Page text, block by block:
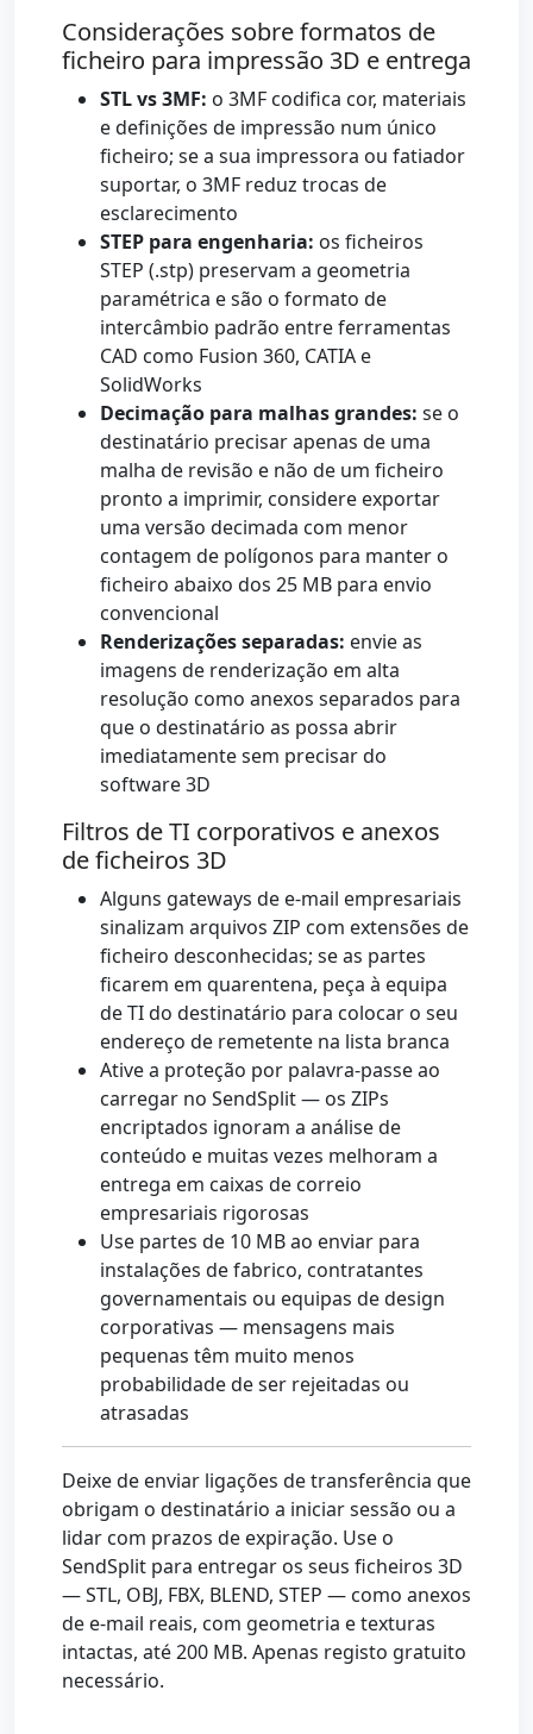
Considerações sobre formatos de
ficheiro para impressão 3D e entrega
STL vs 3MF: o 3MF codifica cor, materiais
e definições de impressão num único
ficheiro; se a sua impressora ou fatiador
suportar, o 3MF reduz trocas de
esclarecimento
STEP para engenharia: os ficheiros
STEP (.stp) preservam a geometria
paramétrica e são o formato de
intercâmbio padrão entre ferramentas
CAD como Fusion 360, CATIA e
SolidWorks
Decimação para malhas grandes: se o
destinatário precisar apenas de uma
malha de revisão e não de um ficheiro
pronto a imprimir, considere exportar
uma versão decimada com menor
contagem de polígonos para manter o
ficheiro abaixo dos 25 MB para envio
convencional
Renderizações separadas: envie as
imagens de renderização em alta
resolução como anexos separados para
que o destinatário as possa abrir
imediatamente sem precisar do
software 3D
Filtros de TI corporativos e anexos
de ficheiros 3D
Alguns gateways de e-mail empresariais
sinalizam arquivos ZIP com extensões de
ficheiro desconhecidas; se as partes
ficarem em quarentena, peça à equipa
de TI do destinatário para colocar o seu
endereço de remetente na lista branca
Ative a proteção por palavra-passe ao
carregar no SendSplit — os ZIPs
encriptados ignoram a análise de
conteúdo e muitas vezes melhoram a
entrega em caixas de correio
empresariais rigorosas
Use partes de 10 MB ao enviar para
instalações de fabrico, contratantes
governamentais ou equipas de design
corporativas — mensagens mais
pequenas têm muito menos
probabilidade de ser rejeitadas ou
atrasadas
Deixe de enviar ligações de transferência que
obrigam o destinatário a iniciar sessão ou a
lidar com prazos de expiração. Use o
SendSplit para entregar os seus ficheiros 3D
— STL, OBJ, FBX, BLEND, STEP — como anexos
de e-mail reais, com geometria e texturas
intactas, até 200 MB. Apenas registo gratuito
necessário.